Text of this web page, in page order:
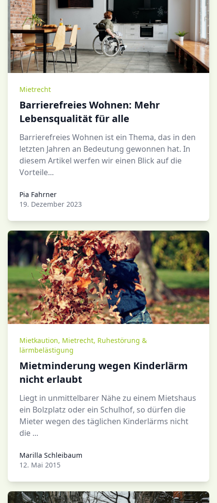
Mietrecht
Barrierefreies Wohnen: Mehr
Lebensqualität für alle
Barrierefreies Wohnen ist ein Thema, das in den
letzten Jahren an Bedeutung gewonnen hat. In
diesem Artikel werfen wir einen Blick auf die
Vorteile...
Pia Fahrner
Pia Fahrner
19. Dezember 2023
Mietkaution, Mietrecht, Ruhestörung &
lärmbelästigung
Mietminderung wegen Kinderlärm
nicht erlaubt
Liegt in unmittelbarer Nähe zu einem Mietshaus
ein Bolzplatz oder ein Schulhof, so dürfen die
Mieter wegen des täglichen Kinderlärms nicht
die ...
Marilla Schleibaum
Marilla Schleibaum
12. Mai 2015